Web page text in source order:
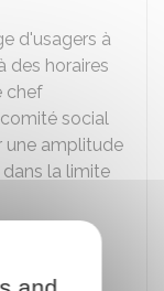
d'usagers à
des horaires
chef
social
une amplitude
la limite